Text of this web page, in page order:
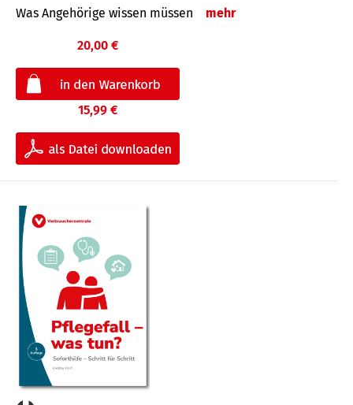
Was Angehörige wissen müssen mehr
20,00 €
15,99 €